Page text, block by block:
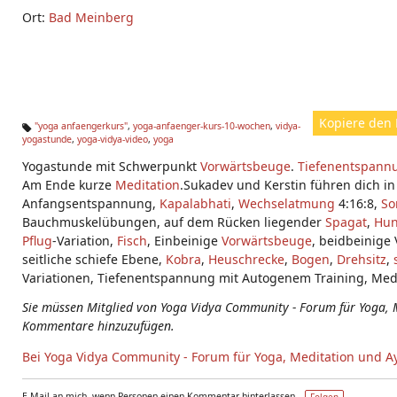
Ort: Bad Meinberg
Kopiere den
Ta
s:
"yoga anfaengerkurs", yoga-anfaenger-kurs-10-wochen, vidya-
yogastunde, yoga-vidya-video, yoga
Yogastunde mit Schwerpunkt Vorwärtsbeuge.
Am Ende kurze Meditation.Sukadev und Kerstin führen dich
Anfangsentspannung, Kapalabhati, Wechselatmung 4:16:8,
Bauchmuskelübungen, auf dem Rücken liegender Spagat,
Pflug-Variation, Fisch, Einbeinige Vorwärtsbeuge, beidbeinige
seitliche schiefe Ebene, Kobra, Heuschrecke, Bogen, Drehsitz,
Variationen, Tiefenentspannung mit Autogenem Training,
Sie müssen Mitglied von Yoga Vidya Community - Forum für
Kommentare hinzuzufügen.
Bei Yoga Vidya Community - Forum für Yoga, Meditation und